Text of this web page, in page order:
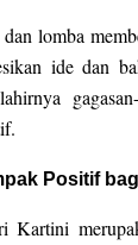
lomba
ide dan
Positif
Kartini